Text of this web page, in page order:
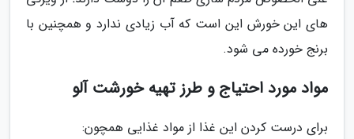
های این خورش این است که آب زیادی ندارد و همچنین با
برنج خورده می شود.
مواد مورد احتیاج و طرز تهیه خورشت آلو
برای درست کردن این غذا از مواد غذایی همچون: